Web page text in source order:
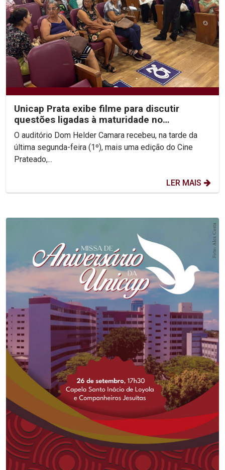
Unicap Prata exibe filme para discutir
questões ligadas à maturidade no
casamento
O auditório Dom Helder Camara recebeu, na tarde da
última segunda-feira (1º), mais uma edição do Cine
Prateado,...
LER MAIS